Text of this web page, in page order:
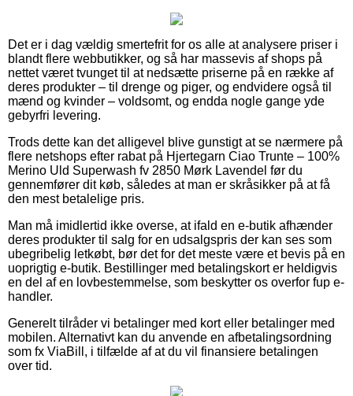
Det er i dag vældig smertefrit for os alle at analysere priser i
blandt flere webbutikker, og så har massevis af shops på
nettet været tvunget til at nedsætte priserne på en række af
deres produkter – til drenge og piger, og endvidere også til
mænd og kvinder – voldsomt, og endda nogle gange yde
gebyrfri levering.
Trods dette kan det alligevel blive gunstigt at se nærmere på
flere netshops efter rabat på Hjertegarn Ciao Trunte – 100%
Merino Uld Superwash fv 2850 Mørk Lavendel før du
gennemfører dit køb, således at man er skråsikker på at få
den mest betalelige pris.
Man må imidlertid ikke overse, at ifald en e-butik afhænder
deres produkter til salg for en udsalgspris der kan ses som
ubegribelig letkøbt, bør det for det meste være et bevis på en
uoprigtig e-butik. Bestillinger med betalingskort er heldigvis
en del af en lovbestemmelse, som beskytter os overfor fup e-
handler.
Generelt tilråder vi betalinger med kort eller betalinger med
mobilen. Alternativt kan du anvende en afbetalingsordning
som fx ViaBill, i tilfælde af at du vil finansiere betalingen
over tid.